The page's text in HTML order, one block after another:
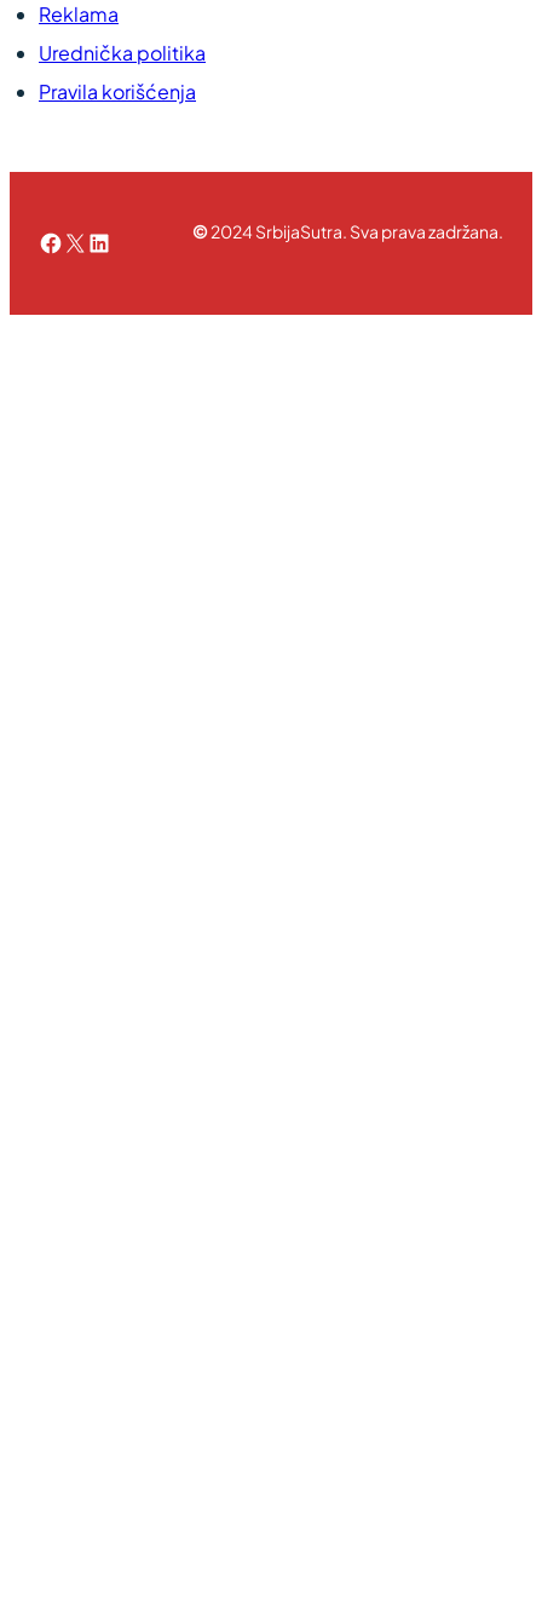
Reklama
Urednička politika
Pravila korišćenja
Facebook
X LinkedIn©2024 SrbijaSutra. Sva prava zadržana.